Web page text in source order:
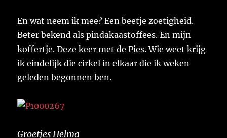
En wat neem ik mee? Een beetje zoetigheid.
Beter bekend als pindakaastoffees. En mijn
koffertje. Deze keer met de Pies. Wie weet krijg
ik eindelijk die cirkel in elkaar die ik weken
geleden begonnen ben.
Groetjes Helma